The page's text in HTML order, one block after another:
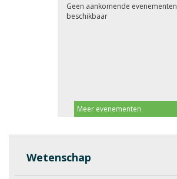
Wetenschap
Meer evenementen
Geen aankomende evenementen
beschikbaar